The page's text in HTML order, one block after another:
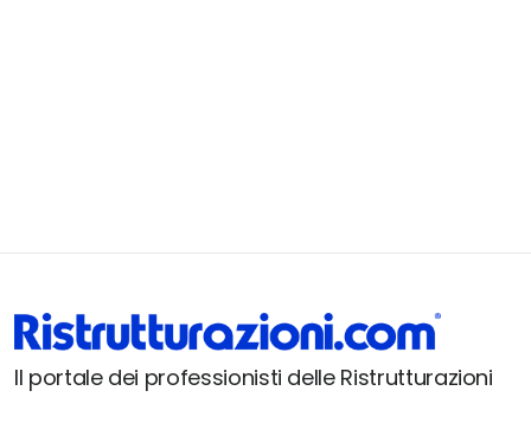
Il portale dei professionisti delle Ristrutturazioni